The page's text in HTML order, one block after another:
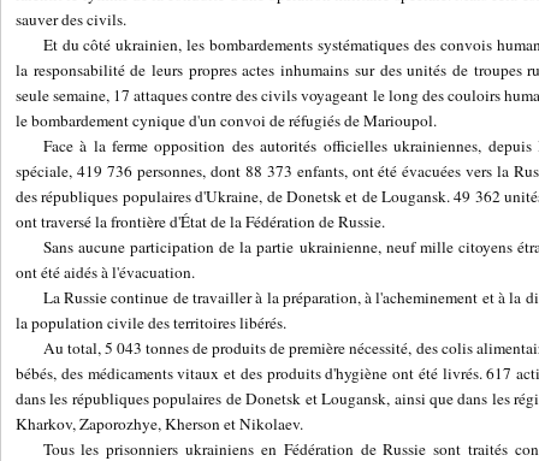
sauver des civils.
Et du côté ukrainien, les bombardements systématiques des convois
la responsabilité de leurs propres actes inhumains sur des unités de troupes
seule semaine, 17 attaques contre des civils voyageant le long des couloirs
le bombardement cynique d'un convoi de réfugiés de Marioupol.
Face à la ferme opposition des autorités officielles ukrainiennes,
spéciale, 419 736 personnes, dont 88 373 enfants, ont été évacuées vers la
des républiques populaires d'Ukraine, de Donetsk et de Lougansk. 49 362
ont traversé la frontière d'État de la Fédération de Russie.
Sans aucune participation de la partie ukrainienne, neuf mille citoyens
ont été aidés à l'évacuation.
La Russie continue de travailler à la préparation, à l'acheminement et à la
la population civile des territoires libérés.
Au total, 5 043 tonnes de produits de première nécessité, des colis
bébés, des médicaments vitaux et des produits d'hygiène ont été livrés. 617
dans les républiques populaires de Donetsk et Lougansk, ainsi que dans les
Kharkov, Zaporozhye, Kherson et Nikolaev.
Tous les prisonniers ukrainiens en Fédération de Russie sont traités